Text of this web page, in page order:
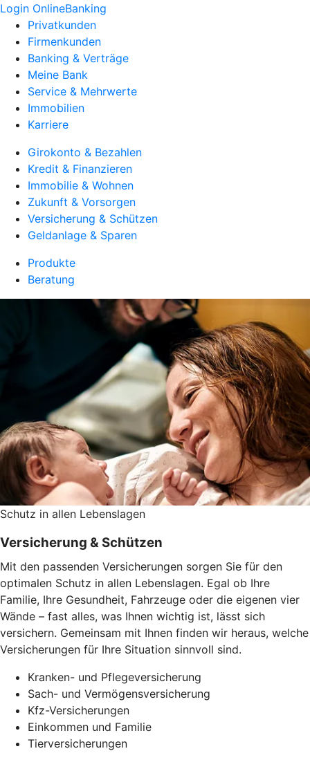
Login OnlineBanking
Privatkunden
Firmenkunden
Banking & Verträge
Meine Bank
Service & Mehrwerte
Immobilien
Karriere
Girokonto & Bezahlen
Kredit & Finanzieren
Immobilie & Wohnen
Zukunft & Vorsorgen
Versicherung & Schützen
Geldanlage & Sparen
Produkte
Beratung
Schutz in allen Lebenslagen
Versicherung & Schützen
Mit den passenden Versicherungen sorgen Sie für den
optimalen Schutz in allen Lebenslagen. Egal ob Ihre
Familie, Ihre Gesundheit, Fahrzeuge oder die eigenen vier
Wände – fast alles, was Ihnen wichtig ist, lässt sich
versichern. Gemeinsam mit Ihnen finden wir heraus, welche
Versicherungen für Ihre Situation sinnvoll sind.
Kranken- und Pflegeversicherung
Sach- und Vermögensversicherung
Kfz-Versicherungen
Einkommen und Familie
Tierversicherungen